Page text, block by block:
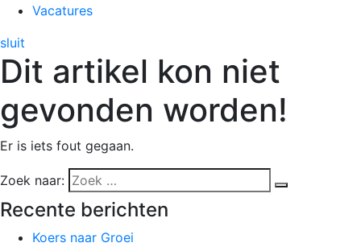
Vacatures
sluit
Dit artikel kon niet
gevonden worden!
Er is iets fout gegaan.
Zoek naar:
Recente berichten
Koers naar Groei